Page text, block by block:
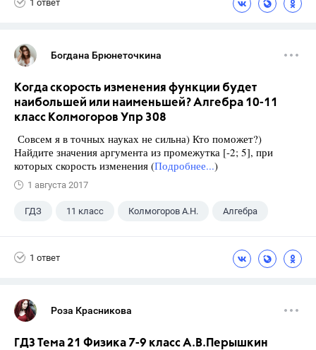
1 ответ
Богдана Брюнеточкина
Когда скорость изменения функции будет
наибольшей или наименьшей? Алгебра 10-11
класс Колмогоров Упр 308
Совсем я в точных науках не сильна) Кто поможет?)
Найдите значения аргумента из промежутка [-2; 5], при
которых скорость изменения (Подробнее...)
1 августа 2017
ГДЗ 11 класс Колмогоров А.Н. Алгебра
1 ответ
Роза Красникова
ГДЗ Тема 21 Физика 7-9 класс А.В.Перышкин